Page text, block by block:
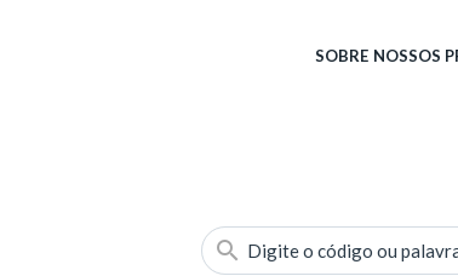
SOBRE NOSSOS
Digite o código ou